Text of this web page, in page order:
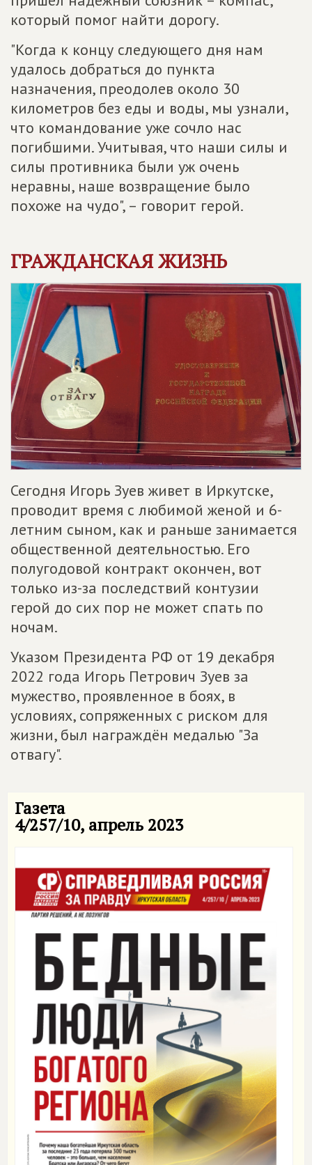
который помог найти дорогу.
"Когда к концу следующего дня нам
удалось добраться до пункта
назначения, преодолев около 30
километров без еды и воды, мы узнали,
что командование уже сочло нас
погибшими. Учитывая, что наши силы и
силы противника были уж очень
неравны, наше возвращение было
похоже на чудо", – говорит герой.
ГРАЖДАНСКАЯ ЖИЗНЬ
Сегодня Игорь Зуев живет в Иркутске,
проводит время с любимой женой и 6-
летним сыном, как и раньше занимается
общественной деятельностью. Его
полугодовой контракт окончен, вот
только из-за последствий контузии
герой до сих пор не может спать по
ночам.
Указом Президента РФ от 19 декабря
2022 года Игорь Петрович Зуев за
мужество, проявленное в боях, в
условиях, сопряженных с риском для
жизни, был награждён медалью "За
отвагу".
Газета
4/257/10, апрель 2023